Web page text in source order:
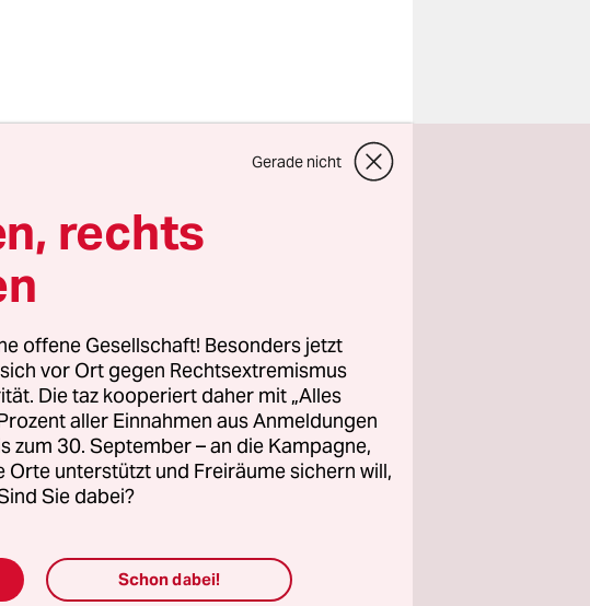
Form. Zugleich
„Der
wir aufgrund einer
hatten,
was haben
nicht mal
auch nach
Frust Luft
und Sänger
besaß, sich
hieß, mal
Gerade nicht
rechts
offene Gesellschaft! Besonders jetzt
vor Ort gegen Rechtsextremismus
Die taz kooperiert daher mit „Alles
aller Einnahmen aus Anmeldungen
zum 30. September – an die Kampagne,
Orte unterstützt und Freiräume sichern will,
Sie dabei?
Schon dabei!